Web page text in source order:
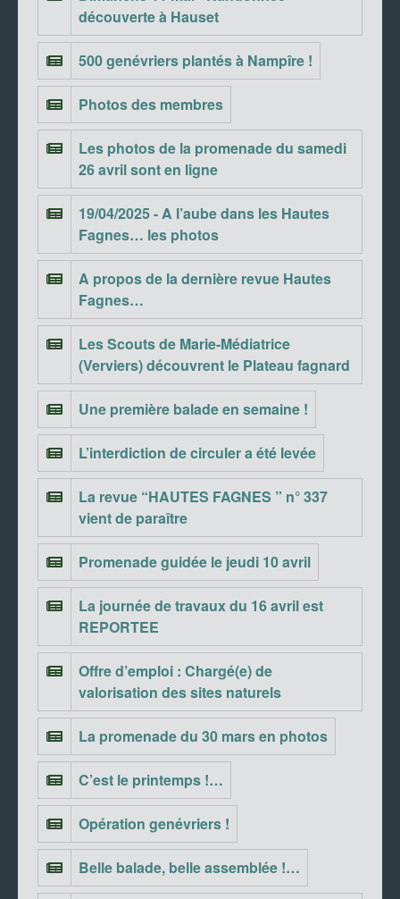
découverte à Hauset
500 genévriers plantés à Nampîre !
Photos des membres
Les photos de la promenade du samedi
26 avril sont en ligne
19/04/2025 - A l’aube dans les Hautes
Fagnes… les photos
A propos de la dernière revue Hautes
Fagnes…
Les Scouts de Marie-Médiatrice
(Verviers) découvrent le Plateau fagnard
Une première balade en semaine !
L’interdiction de circuler a été levée
La revue “HAUTES FAGNES ” n° 337
vient de paraître
Promenade guidée le jeudi 10 avril
La journée de travaux du 16 avril est
REPORTEE
Offre d’emploi : Chargé(e) de
valorisation des sites naturels
La promenade du 30 mars en photos
C’est le printemps !…
Opération genévriers !
Belle balade, belle assemblée !…